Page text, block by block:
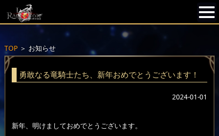
TOP＞ お知らせ
勇敢なる竜騎士たち、新年おめでとうございます！
2024-01-01
新年、明けましておめでとうございます。